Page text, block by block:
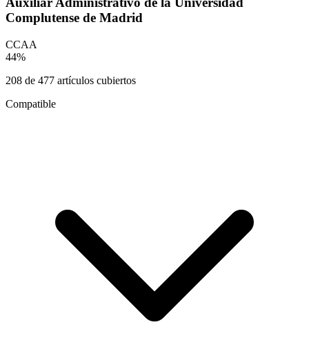
Complutense de Madrid
CCAA
44%
208 de 477 artículos cubiertos
Compatible